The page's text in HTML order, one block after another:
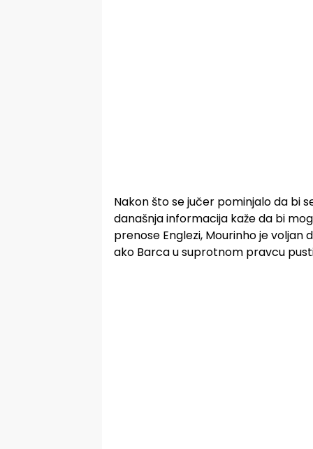
Nakon što se jučer pominjalo da bi
današnja informacija kaže da bi
prenose Englezi, Mourinho je voljan
ako Barca u suprotnom pravcu